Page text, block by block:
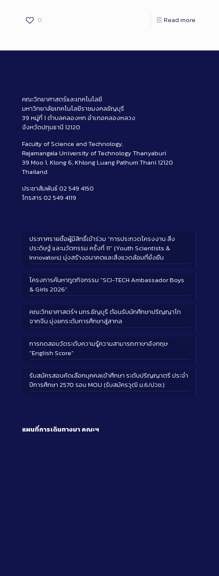
0 Read more
คณะวิทยาศาสตร์และเทคโนโลยี
มหาวิทยาลัยเทคโนโลยีราชมงคลธัญบุรี
39 หมู่ที่ 1 ตำบลคลองหก อำเภอคลองหลวง
จังหวัดปทุมธานี 12120
Faculty of Science and Technology,
Rajamangala University of Technology Thanyaburi
39 Moo 1, Klong 6, Khlong Luang Pathum Thani 12120
Thailand
ประชาสัมพันธ์ 02 549 4150
โทรสาร 02 549 4119
ประกาศรายชื่อผู้มีสิทธิ์เข้าร่วม “การประกวดโครงงาน สิ่ง
ประดิษฐ์ และนวัตกรรม ครั้งที่ 11” (Youth Scientists &
Innovators) มุ่งสร้างอนาคตและสิ่งแวดล้อมที่ยั่งยืน
โครงการค้นหาทูตกิจกรรม “SCI-TECH Ambassador Boys
& Girls 2026”
คณะวิทยาศาสตร์ฯ มทร.ธัญบุรี ต้อนรับนักศึกษาปริญญาโท
จากจีน มุ่งยกระดับการศึกษาสู่สากล
การทดสอบวัดระดับความรู้ความสามารถภาษาอังกฤษ
“English Score”
รับสมัครสอบคัดเลือกบุคคลเข้าศึกษา ระดับปริญญาตรี ประจำ
ปีการศึกษา 2570 รอบ MOU (รับสมัครวุฒิ ม.6/ปวช.)
แผนที่การเดินทางมา คณะฯ